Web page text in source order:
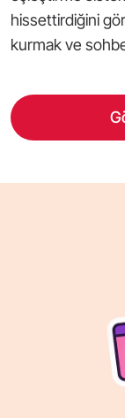
hissettirdiğini
kurmak ve